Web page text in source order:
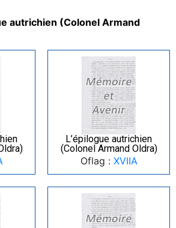
autrichien (Colonel Armand
L’épilogue autrichien
(Colonel Armand Oldra)
Oflag : XVIIA